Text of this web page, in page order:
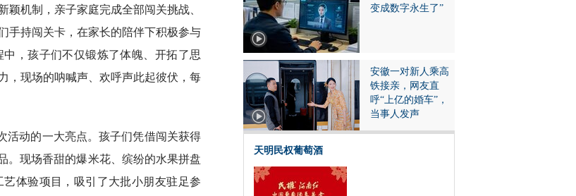
机制，亲子家庭完成全部闯关挑战、
手持闯关卡，在家长的陪伴下积极参与
，孩子们不仅锻炼了体魄、开拓了思
，现场的呐喊声、欢呼声此起彼伏，每
活动的一大亮点。孩子们凭借闯关获得
。现场香甜的爆米花、缤纷的水果拼盘
体验项目，吸引了大批小朋友驻足参
变成数字永生了”
安徽一对新人乘高
铁接亲，网友直
呼“上亿的婚车”，
当事人发声
天明民权葡萄酒